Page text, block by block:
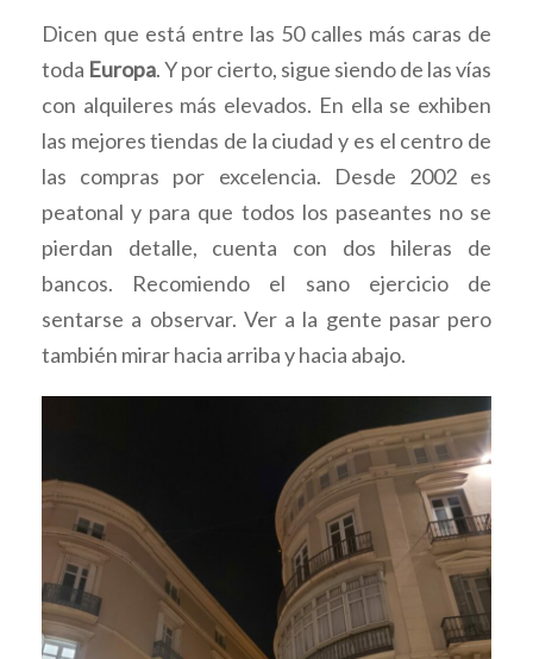
Dicen que está entre las 50 calles más caras de
toda Europa. Y por cierto, sigue siendo de las vías
con alquileres más elevados. En ella se exhiben
las mejores tiendas de la ciudad y es el centro de
las compras por excelencia. Desde 2002 es
peatonal y para que todos los paseantes no se
pierdan detalle, cuenta con dos hileras de
bancos. Recomiendo el sano ejercicio de
sentarse a observar. Ver a la gente pasar pero
también mirar hacia arriba y hacia abajo.